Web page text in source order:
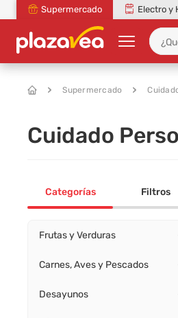
Supermercado Electro y
Supermercado
Cuidado
Categorías Filtros
Frutas y Verduras
Carnes, Aves y Pescados
Desayunos